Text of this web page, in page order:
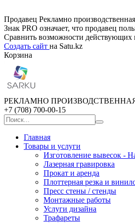
Продавец Рекламно
Знак PRO означает, что продавец
Сравнить возможности действующих
Создать сайт на Satu.kz
Корзина
РЕКЛАМНО
+7 (708) 700-00-15
Главная
Товары и услуги
Лазерная гравировка
Прокат и аренда
Плоттерная резка и
Пресс стены / стенды
Монтажные работы
Услуги дизайна
Трафареты